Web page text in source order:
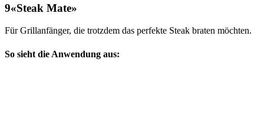
«Steak Mate»
Für Grillanfänger, die trotzdem das perfekte Steak braten möchten.
So sieht die Anwendung aus: